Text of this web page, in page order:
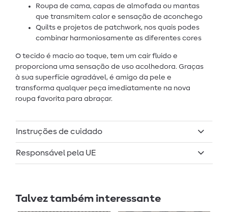
Roupa de cama, capas de almofada ou mantas
que transmitem calor e sensação de aconchego
Quilts e projetos de patchwork, nos quais podes
combinar harmoniosamente as diferentes cores
O tecido é macio ao toque, tem um cair fluido e
proporciona uma sensação de uso acolhedora. Graças
à sua superfície agradável, é amigo da pele e
transforma qualquer peça imediatamente na nova
roupa favorita para abraçar.
Instruções de cuidado
Responsável pela UE
Talvez também interessante